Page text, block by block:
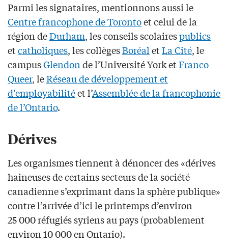
Parmi les signataires, mentionnons aussi le
Centre francophone de Torontoet celui de la
région deDurham, les conseils scolairespublics
etcatholiques, les collègesBoréaletLa Cité, le
campusGlendonde l’Université York etFranco
Queer, leRéseau de développement et
d’employabilitéet l’Assemblée de la francophonie
de l’Ontario.
Dérives
Les organismes tiennent à dénoncer des «dérives
haineuses de certains secteurs de la société
canadienne s’exprimant dans la sphère publique»
contre l’arrivée d’ici le printemps d’environ
25 000 réfugiés syriens au pays (probablement
environ 10 000 en Ontario).